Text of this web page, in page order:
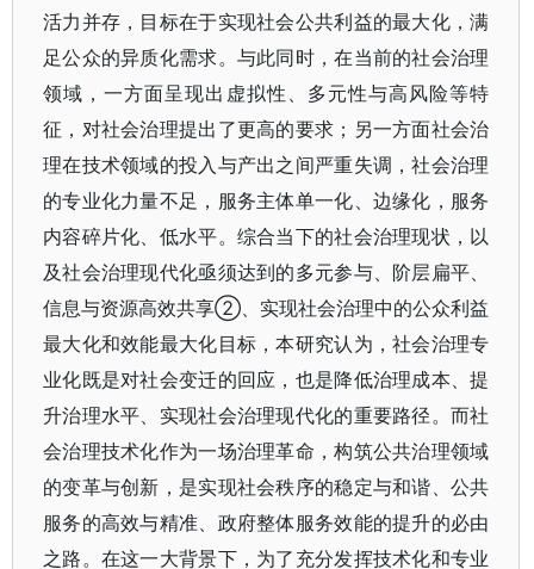
活力并存，目标在于实现社会公共利益的最大化，满
足公众的异质化需求。与此同时，在当前的社会治理
领域，一方面呈现出虚拟性、多元性与高风险等特
征，对社会治理提出了更高的要求；另一方面社会治
理在技术领域的投入与产出之间严重失调，社会治理
的专业化力量不足，服务主体单一化、边缘化，服务
内容碎片化、低水平。综合当下的社会治理现状，以
及社会治理现代化亟须达到的多元参与、阶层扁平、
信息与资源高效共享②、实现社会治理中的公众利益
最大化和效能最大化目标，本研究认为，社会治理专
业化既是对社会变迁的回应，也是降低治理成本、提
升治理水平、实现社会治理现代化的重要路径。而社
会治理技术化作为一场治理革命，构筑公共治理领域
的变革与创新，是实现社会秩序的稳定与和谐、公共
服务的高效与精准、政府整体服务效能的提升的必由
之路。在这一大背景下，为了充分发挥技术化和专业